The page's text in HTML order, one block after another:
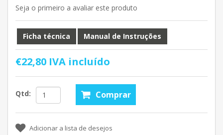
Seja o primeiro a avaliar este produto
Ficha técnica Manual de Instruções
€22,80 IVA incluído
Qtd: